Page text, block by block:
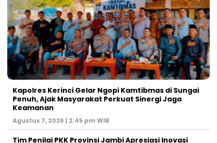
Kapolres Kerinci Gelar Ngopi Kamtibmas di Sungai
Penuh, Ajak Masyarakat Perkuat Sinergi Jaga
Keamanan
Agustus 7, 2026 | 2:45 pm WIB
Tim Penilai PKK Provinsi Jambi Apresiasi Inovasi